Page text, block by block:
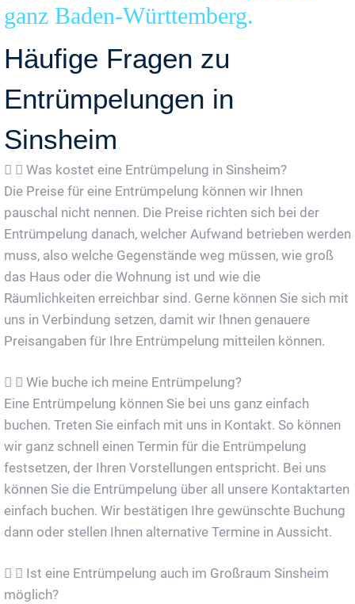
ganz Baden-Württemberg.
Häufige Fragen zu
Entrümpelungen in
Sinsheim
Was kostet eine Entrümpelung in Sinsheim?
Die Preise für eine Entrümpelung können wir Ihnen
pauschal nicht nennen. Die Preise richten sich bei der
Entrümpelung danach, welcher Aufwand betrieben werden
muss, also welche Gegenstände weg müssen, wie groß
das Haus oder die Wohnung ist und wie die
Räumlichkeiten erreichbar sind. Gerne können Sie sich mit
uns in Verbindung setzen, damit wir Ihnen genauere
Preisangaben für Ihre Entrümpelung mitteilen können.
Wie buche ich meine Entrümpelung?
Eine Entrümpelung können Sie bei uns ganz einfach
buchen. Treten Sie einfach mit uns in Kontakt. So können
wir ganz schnell einen Termin für die Entrümpelung
festsetzen, der Ihren Vorstellungen entspricht. Bei uns
können Sie die Entrümpelung über all unsere Kontaktarten
einfach buchen. Wir bestätigen Ihre gewünschte Buchung
dann oder stellen Ihnen alternative Termine in Aussicht.
Ist eine Entrümpelung auch im Großraum Sinsheim
möglich?